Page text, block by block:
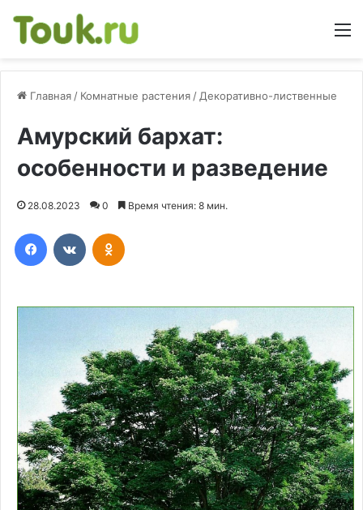
Главная / Комнатные растения / Декоративно-лиственные
Амурский бархат:
особенности и разведение
28.08.2023 0 Время чтения: 8 мин.